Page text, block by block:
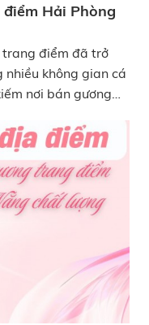
Hải Phòng
trang điểm đã trở
không gian cá
nơi bán gương
chu khi làm đẹp.
tín vẫn là điều
viết dưới đây,
chỉ đáng tin cậy
dòng gương hiện
đưa ra quyết định